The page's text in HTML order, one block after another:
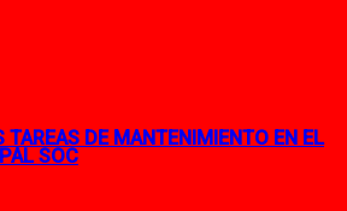
TAREAS DE MANTENIMIENTO EN EL
SOC